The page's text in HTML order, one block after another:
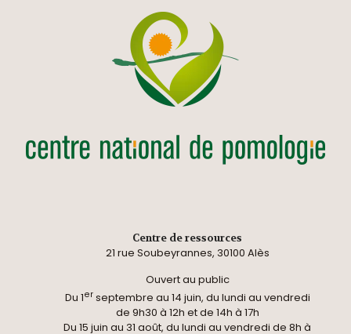
Centre de ressources
21 rue Soubeyrannes, 30100 Alès
Ouvert au public
Du 1erseptembre au 14 juin, du lundi au vendredi
de 9h30 à 12h et de 14h à 17h
Du 15 juin au 31 août, du lundi au vendredi de 8h à